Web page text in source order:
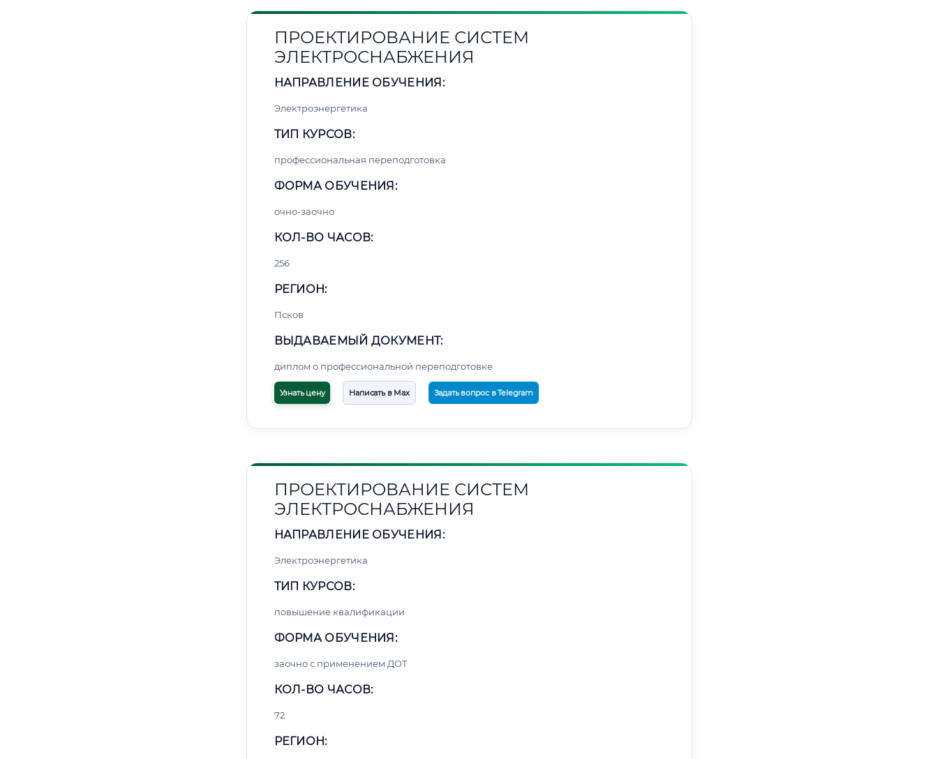
ПРОЕКТИРОВАНИЕ СИСТЕМ
ЭЛЕКТРОСНАБЖЕНИЯ
НАПРАВЛЕНИЕ ОБУЧЕНИЯ:
Электроэнергетика
ТИП КУРСОВ:
профессиональная переподготовка
ФОРМА ОБУЧЕНИЯ:
очно-заочно
КОЛ-ВО ЧАСОВ:
256
РЕГИОН:
Псков
ВЫДАВАЕМЫЙ ДОКУМЕНТ:
диплом о профессиональной переподготовке
Узнать цену Написать в Max Задать вопрос в Telegram
ПРОЕКТИРОВАНИЕ СИСТЕМ
ЭЛЕКТРОСНАБЖЕНИЯ
НАПРАВЛЕНИЕ ОБУЧЕНИЯ:
Электроэнергетика
ТИП КУРСОВ:
повышение квалификации
ФОРМА ОБУЧЕНИЯ:
заочно с применением ДОТ
КОЛ-ВО ЧАСОВ:
72
РЕГИОН: